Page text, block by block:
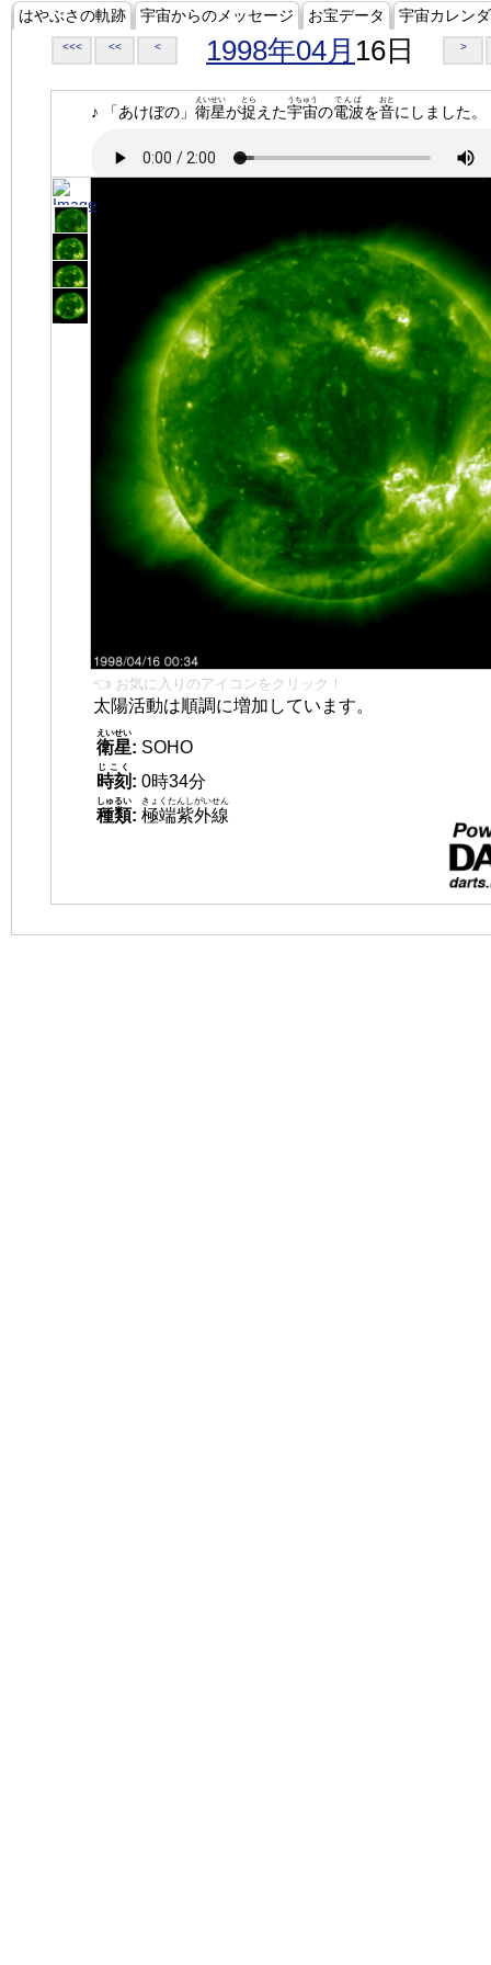
はやぶさの軌跡 宇宙からのメッセージ お宝データ 宇宙カレン
<<< << < 1998年04月 16日 >
♪ 「あけぼの」 衛星
えいせい
が捉
とら
えた宇宙
うちゅう
の電波
でんぱ
を音
おと
にしました。
👈 お気に入りのアイコンをクリック！
太陽活動は順調に増加しています。
衛星
えいせい
: SOHO
時刻
じこく
: 0時34分
種類
しゅるい
: 極端紫外線
きょくたんしがいせん